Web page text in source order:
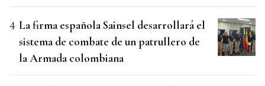
La firma española Sainsel desarrollará el
sistema de combate de un patrullero de
la Armada colombiana